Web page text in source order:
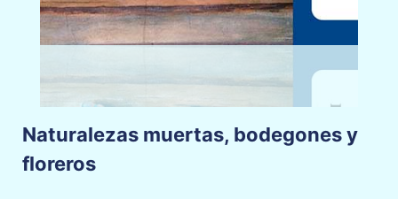
Naturalezas muertas, bodegones y
floreros